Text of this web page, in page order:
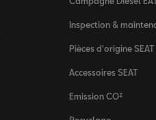
Inspection &
Pièces d'origine SEAT
Accessoires SEAT
Emission CO²